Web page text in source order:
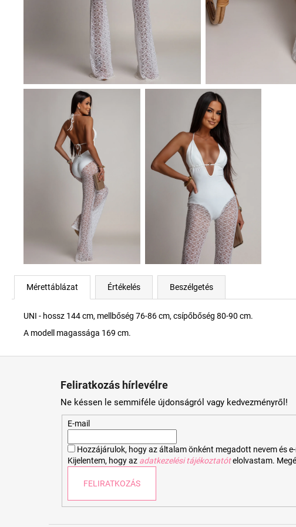
Mérettáblázat Értékelés Beszélgetés
UNI - hossz 144 cm, mellbőség 76-86 cm, csípőbőség 80-90 cm.
A modell magassága 169 cm.
Feliratkozás hírlevélre
Ne késsen le semmiféle újdonságról vagy kedvezményről!
E-mail
Hozzájárulok, hogy az általam önként megadott nevem és
Kijelentem, hogy az adatkezelési tájékoztatót elolvastam.
FELIRATKOZÁS